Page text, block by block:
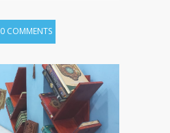
0 COMMENTS